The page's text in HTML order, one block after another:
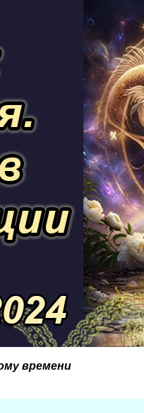
времени